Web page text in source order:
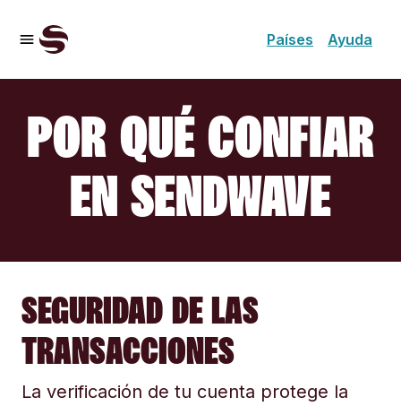
Países Ayuda
POR QUÉ CONFIAR
EN SENDWAVE
SEGURIDAD DE LAS
TRANSACCIONES
La verificación de tu cuenta protege la